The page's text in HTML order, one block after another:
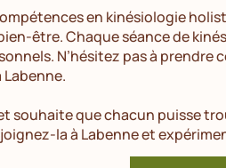
en kinésiologie
être. Chaque séance de
N’hésitez pas à
souhaite que chacun puisse
la à Labenne et